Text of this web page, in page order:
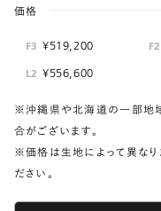
価格
F3 ¥519,200 F2
L2 ¥556,600
※沖縄県や北海道の一部地
合がございます。
※価格は生地によって異なり
ださい。